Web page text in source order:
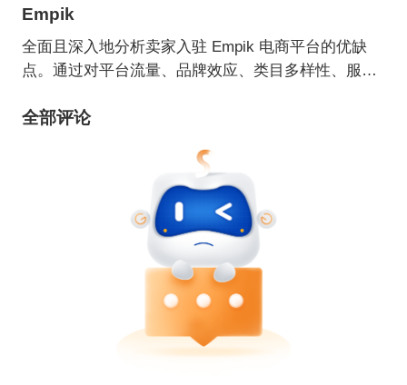
Empik
全面且深入地分析卖家入驻 Empik 电商平台的优缺
点。通过对平台流量、品牌效应、类目多样性、服务
则限制等劣势方面的详细阐述，为卖家提供清晰的决
全部评论